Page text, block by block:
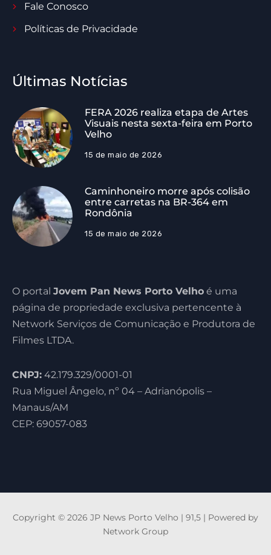
Fale Conosco
Políticas de Privacidade
Últimas Notícias
FERA 2026 realiza etapa de Artes
Visuais nesta sexta-feira em Porto
Velho
15 de maio de 2026
Caminhoneiro morre após colisão
entre carretas na BR-364 em
Rondônia
15 de maio de 2026
O portal Jovem Pan News Porto Velho é uma
página de propriedade exclusiva pertencente à
Network Serviços de Comunicação e Produtora de
Filmes LTDA.
CNPJ: 42.179.329/0001-01
Rua Miguel Ângelo, nº 04 – Adrianópolis –
Manaus/AM
CEP: 69057-083
Copyright © 2026 JP News Porto Velho | 91,5 | Powered by
Network Group